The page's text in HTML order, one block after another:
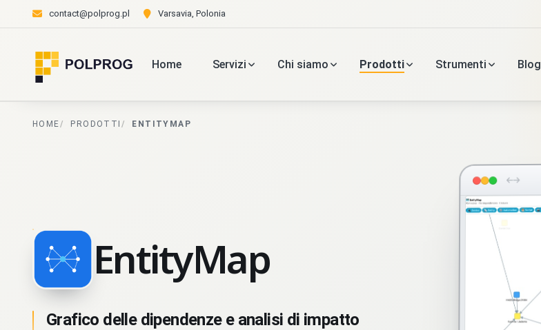
contact@polprog.pl Varsavia, Polonia
Home Servizi Chi siamo Prodotti Strumenti Blog
HOME PRODOTTI ENTITYMAP
EntityMap
Grafico delle dipendenze e analisi di impatto